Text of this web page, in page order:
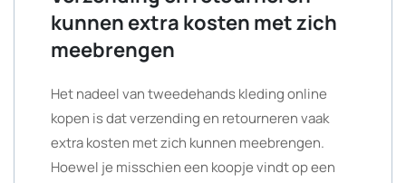
kunnen extra kosten met zich
meebrengen
Het nadeel van tweedehands kleding online
kopen is dat verzending en retourneren vaak
extra kosten met zich kunnen meebrengen.
Hoewel je misschien een koopje vindt op een